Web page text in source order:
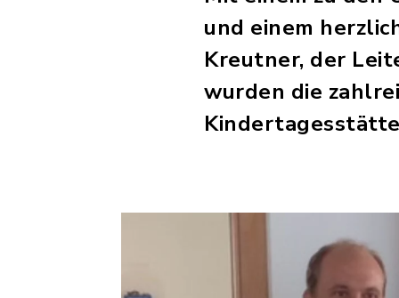
und einem
Kreutner, der
wurden die